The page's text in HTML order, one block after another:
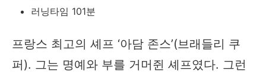
러닝타임 101분
프랑스 최고의 셰프 ‘아담 존스’(브래들리 쿠
퍼). 그는 명예와 부를 거머쥔 셰프였다. 그런